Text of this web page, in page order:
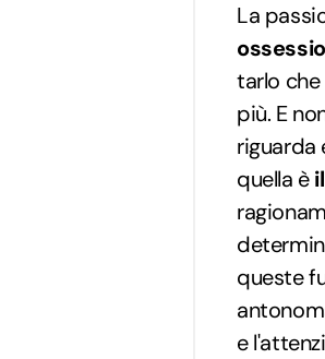
La
tarlo
più. E
riguarda
quella è
queste
e